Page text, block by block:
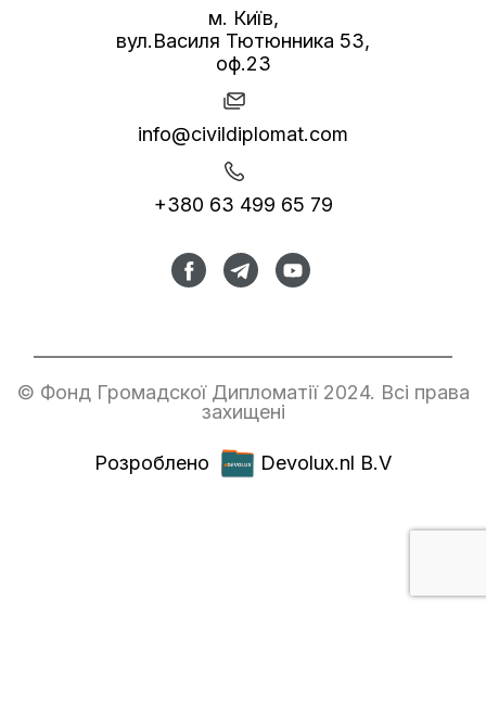
м. Київ,
вул.Василя Тютюнника 53,
оф.23
info@civildiplomat.com
+380 63 499 65 79
Розроблено Devolux.nl B.V
© Фонд Громадскої Дипломатії 2024. Всі права
захищені